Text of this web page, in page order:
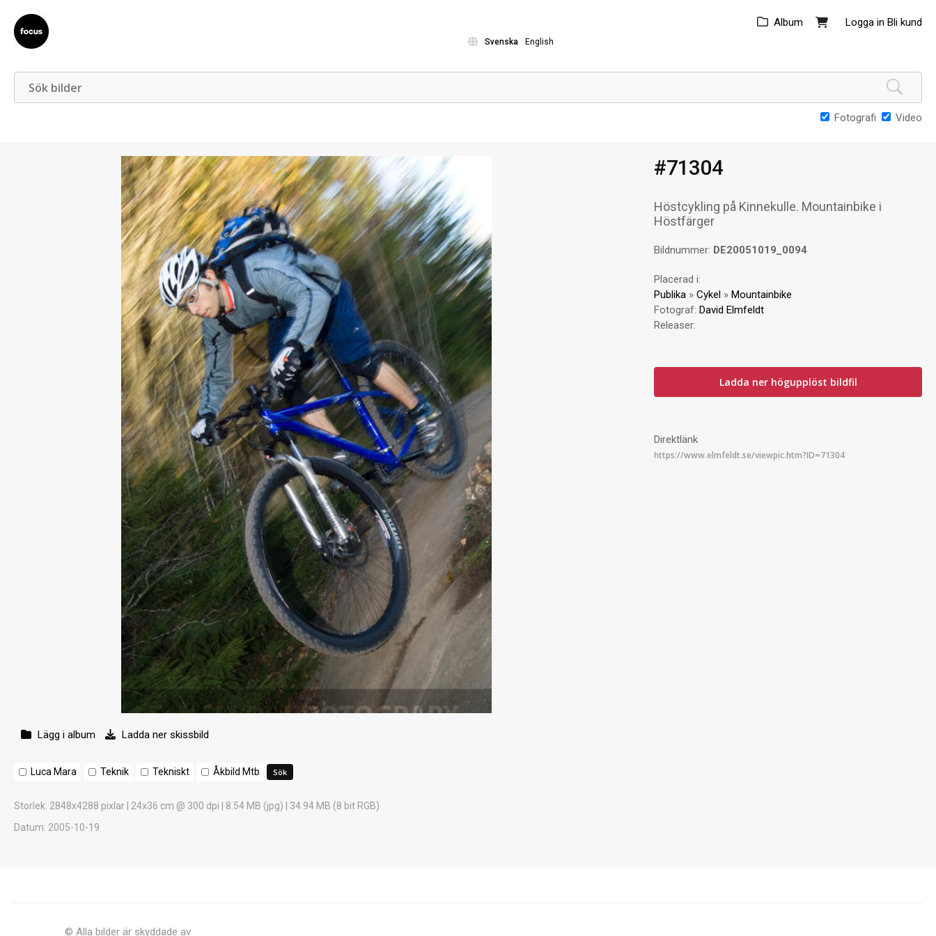
Logga in Bli kund
Album
Svenska English
Fotografi Video
Lägg i album Ladda ner skissbild
Luca Mara Teknik Tekniskt Åkbild Mtb
Storlek: 2848x4288 pixlar | 24x36 cm @ 300 dpi | 8.54 MB (jpg) | 34.94 MB (8 bit RGB)
Datum: 2005-10-19
#71304
Höstcykling på Kinnekulle. Mountainbike i
Höstfärger
Bildnummer: DE20051019_0094
Placerad i:
Publika »Cykel »Mountainbike
Fotograf:David Elmfeldt
Releaser:
Ladda ner högupplöst bildfil
Direktlänk
© Alla bilder är skyddade av